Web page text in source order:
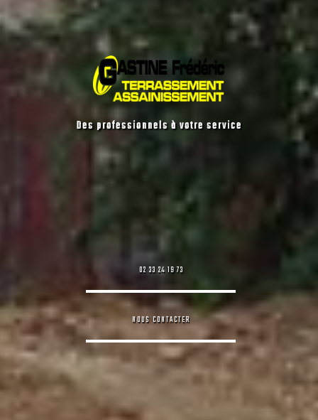
Des professionnels à votre service
02 33 24 19 73
NOUS CONTACTER